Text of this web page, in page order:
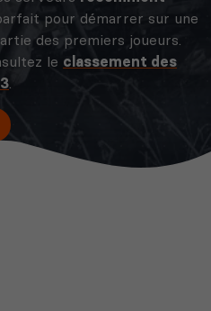
pour démarrer sur une
des premiers joueurs.
le classement des
.